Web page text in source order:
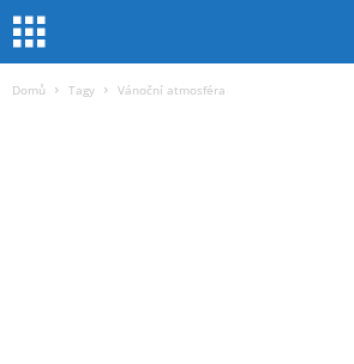
Domů Tagy Vánoční atmosféra